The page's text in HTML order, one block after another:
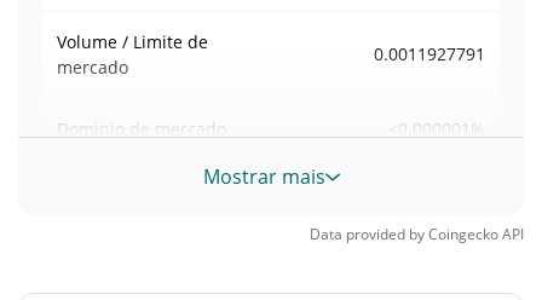
Volume / Limite de
mercado
0.0011927791
Dominio de mercado <0.000001%
Posição de mercado
Fornecimento de ArtificialGirlfriendIntelligence
Mostrar mais
Data provided byCoingeckoAPI